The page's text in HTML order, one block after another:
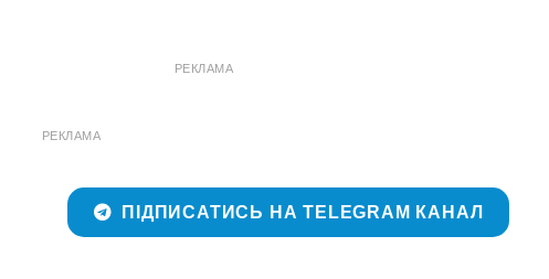
РЕКЛАМА
РЕКЛАМА
ПІДПИСАТИСЬ НА TELEGRAM КАНАЛ